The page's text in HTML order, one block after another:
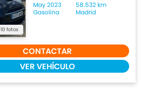
10 fotos
May 2023
58.532 km
Gasolina
Madrid
CONTACTAR
VER VEHÍCULO